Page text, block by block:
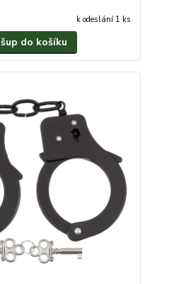
k odeslání 1 ks
šup do košíku